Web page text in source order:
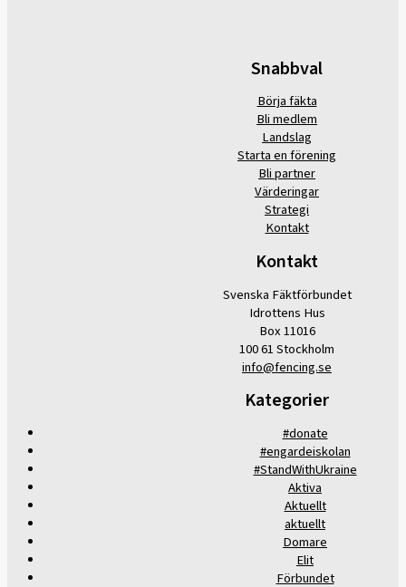
Snabbval
Börja fäkta
Bli medlem
Landslag
Starta en förening
Bli partner
Värderingar
Strategi
Kontakt
Kontakt
Svenska Fäktförbundet
Idrottens Hus
Box 11016
100 61 Stockholm
info@fencing.se
Kategorier
#donate
#engardeiskolan
#StandWithUkraine
Aktiva
Aktuellt
aktuellt
Domare
Elit
Förbundet